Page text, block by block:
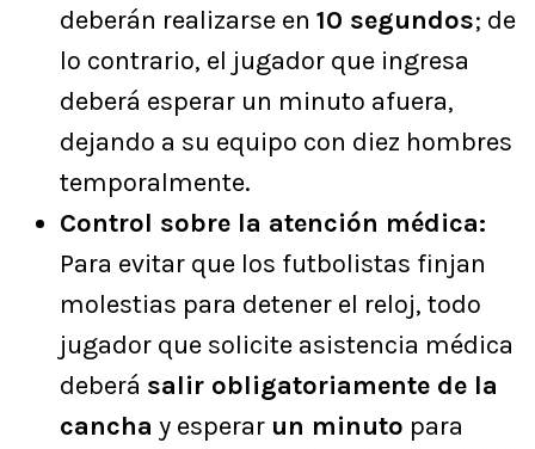
deberán realizarse en 10 segundos; de
lo contrario, el jugador que ingresa
deberá esperar un minuto afuera,
dejando a su equipo con diez hombres
temporalmente.
Control sobre la atención médica:
Para evitar que los futbolistas finjan
molestias para detener el reloj, todo
jugador que solicite asistencia médica
deberá salir obligatoriamente de la
cancha y esperar un minuto para